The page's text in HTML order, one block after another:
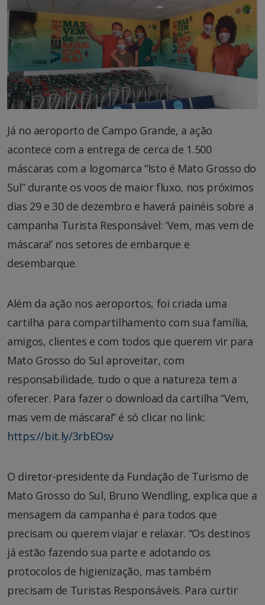
Já no aeroporto de Campo Grande, a ação
acontece com a entrega de cerca de 1.500
máscaras com a logomarca “Isto é Mato Grosso do
Sul” durante os voos de maior fluxo, nos próximos
dias 29 e 30 de dezembro e haverá painéis sobre a
campanha Turista Responsável: ‘Vem, mas vem de
máscara!’ nos setores de embarque e
desembarque.
Além da ação nos aeroportos, foi criada uma
cartilha para compartilhamento com sua família,
amigos, clientes e com todos que querem vir para
Mato Grosso do Sul aproveitar, com
responsabilidade, tudo o que a natureza tem a
oferecer. Para fazer o download da cartilha “Vem,
mas vem de máscara!” é só clicar no link:
https://bit.ly/3rbEOsv
O diretor-presidente da Fundação de Turismo de
Mato Grosso do Sul, Bruno Wendling, explica que a
mensagem da campanha é para todos que
precisam ou querem viajar e relaxar. “Os destinos
já estão fazendo sua parte e adotando os
protocolos de higienização, mas também
precisam de Turistas Responsáveis. Para curtir